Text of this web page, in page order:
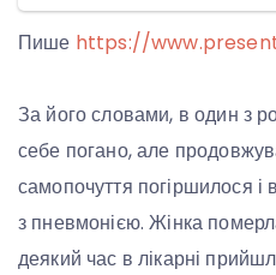
Пише https://
За його словами, в один з
себе погано, але
самопочуття погіршилося і
з пневмонією. Жінка
деякий час в лікарні